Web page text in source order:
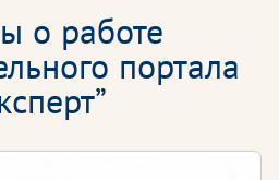
МВД РФ, МО РФ, ФСИН, ЧОП
групп досмотра,
досмотровые установки
человека, в
о работе
портала